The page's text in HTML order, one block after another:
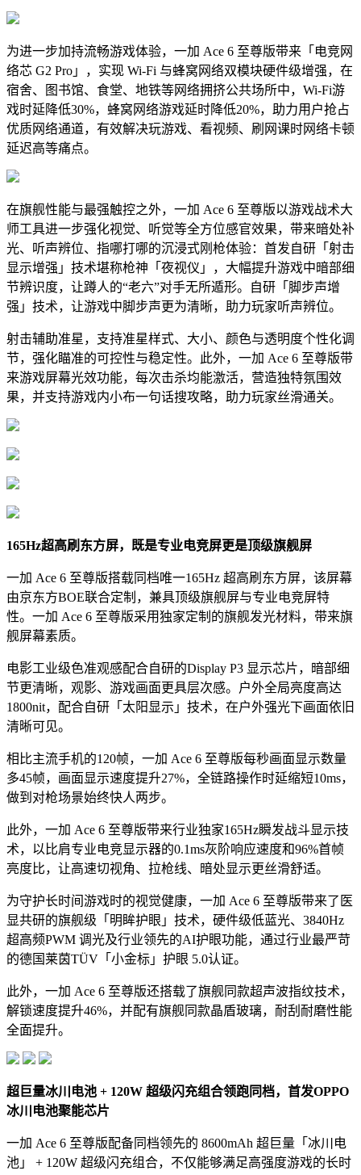
为进一步加持流畅游戏体验，一加 Ace 6 至尊版带来「电竞网
络芯 G2 Pro」，实现 Wi-Fi 与蜂窝网络双模块硬件级增强，在
宿舍、图书馆、食堂、地铁等网络拥挤公共场所中，Wi-Fi游
戏时延降低30%，蜂窝网络游戏延时降低20%，助力用户抢占
优质网络通道，有效解决玩游戏、看视频、刷网课时网络卡顿
延迟高等痛点。
在旗舰性能与最强触控之外，一加 Ace 6 至尊版以游戏战术大
师工具进一步强化视觉、听觉等全方位感官效果，带来暗处补
光、听声辨位、指哪打哪的沉浸式刚枪体验：首发自研「射击
显示增强」技术堪称枪神「夜视仪」，大幅提升游戏中暗部细
节辨识度，让蹲人的“老六”对手无所遁形。自研「脚步声增
强」技术，让游戏中脚步声更为清晰，助力玩家听声辨位。
射击辅助准星，支持准星样式、大小、颜色与透明度个性化调
节，强化瞄准的可控性与稳定性。此外，一加 Ace 6 至尊版带
来游戏屏幕光效功能，每次击杀均能激活，营造独特氛围效
果，并支持游戏内小布一句话搜攻略，助力玩家丝滑通关。
165Hz超高刷东方屏，既是专业电竞屏更是顶级旗舰屏
一加 Ace 6 至尊版搭载同档唯一165Hz 超高刷东方屏，该屏幕
由京东方BOE联合定制，兼具顶级旗舰屏与专业电竞屏特
性。一加 Ace 6 至尊版采用独家定制的旗舰发光材料，带来旗
舰屏幕素质。
电影工业级色准观感配合自研的Display P3 显示芯片，暗部细
节更清晰，观影、游戏画面更具层次感。户外全局亮度高达
1800nit，配合自研「太阳显示」技术，在户外强光下画面依旧
清晰可见。
相比主流手机的120帧，一加 Ace 6 至尊版每秒画面显示数量
多45帧，画面显示速度提升27%，全链路操作时延缩短10ms，
做到对枪场景始终快人两步。
此外，一加 Ace 6 至尊版带来行业独家165Hz瞬发战斗显示技
术，以比肩专业电竞显示器的0.1ms灰阶响应速度和96%首帧
亮度比，让高速切视角、拉枪线、暗处显示更丝滑舒适。
为守护长时间游戏时的视觉健康，一加 Ace 6 至尊版带来了医
显共研的旗舰级「明眸护眼」技术，硬件级低蓝光、3840Hz
超高频PWM 调光及行业领先的AI护眼功能，通过行业最严苛
的德国莱茵TÜV「小金标」护眼 5.0认证。
此外，一加 Ace 6 至尊版还搭载了旗舰同款超声波指纹技术，
解锁速度提升46%，并配有旗舰同款晶盾玻璃，耐刮耐磨性能
全面提升。
超巨量冰川电池 + 120W 超级闪充组合领跑同档，首发OPPO
冰川电池聚能芯片
一加 Ace 6 至尊版配备同档领先的 8600mAh 超巨量「冰川电
池」 + 120W 超级闪充组合，不仅能够满足高强度游戏的长时